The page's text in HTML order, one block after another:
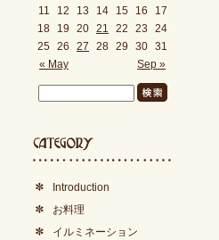
« May Sep »
11
12 13 14 15 16
17
18
19 20 21 22 23
24
25 26 27 28 29 30 31
Introduction
お料理
イルミネーション